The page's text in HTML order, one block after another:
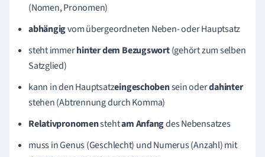
(Nomen, Pronomen)
abhängigvom übergeordneten Neben- oder Hauptsatz
steht immerhinter dem Bezugswort(gehört zum selben
Satzglied)
kann in den Hauptsatzeingeschobensein oderdahinter
stehen (Abtrennung durch Komma)
Relativpronomenstehtam Anfangdes Nebensatzes
muss in Genus (Geschlecht) und Numerus (Anzahl) mit